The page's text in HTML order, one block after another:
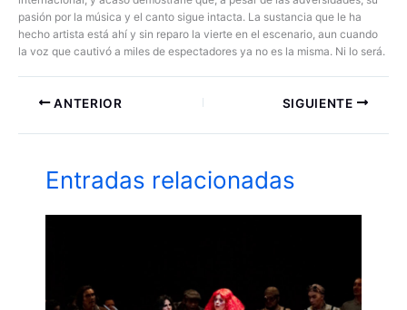
pasión por la música y el canto sigue intacta. La sustancia que le ha
hecho artista está ahí y sin reparo la vierte en el escenario, aun cuando
la voz que cautivó a miles de espectadores ya no es la misma. Ni lo será.
ANTERIOR SIGUIENTE
Entradas relacionadas